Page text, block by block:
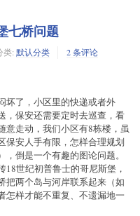
七桥问题
类: 默认分类 2 条评论
坏了，小区里的快递或者外
，保安还需要定时去巡查，看
意走动，我们小区有8栋楼，虽
保安人手有限，怎样合理规划
倒是一个有趣的图论问题。
世纪初普鲁士的哥尼斯堡，
把两个岛与河岸联系起来（如
怎样才能不重复、不遗漏地一